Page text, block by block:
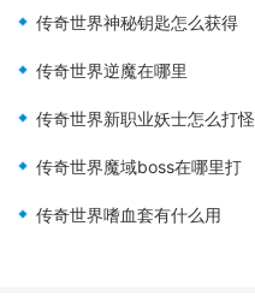
传奇世界神秘钥匙怎么获得
传奇世界逆魔在哪里
传奇世界新职业妖士怎么打怪
传奇世界魔域boss在哪里打
传奇世界嗜血套有什么用